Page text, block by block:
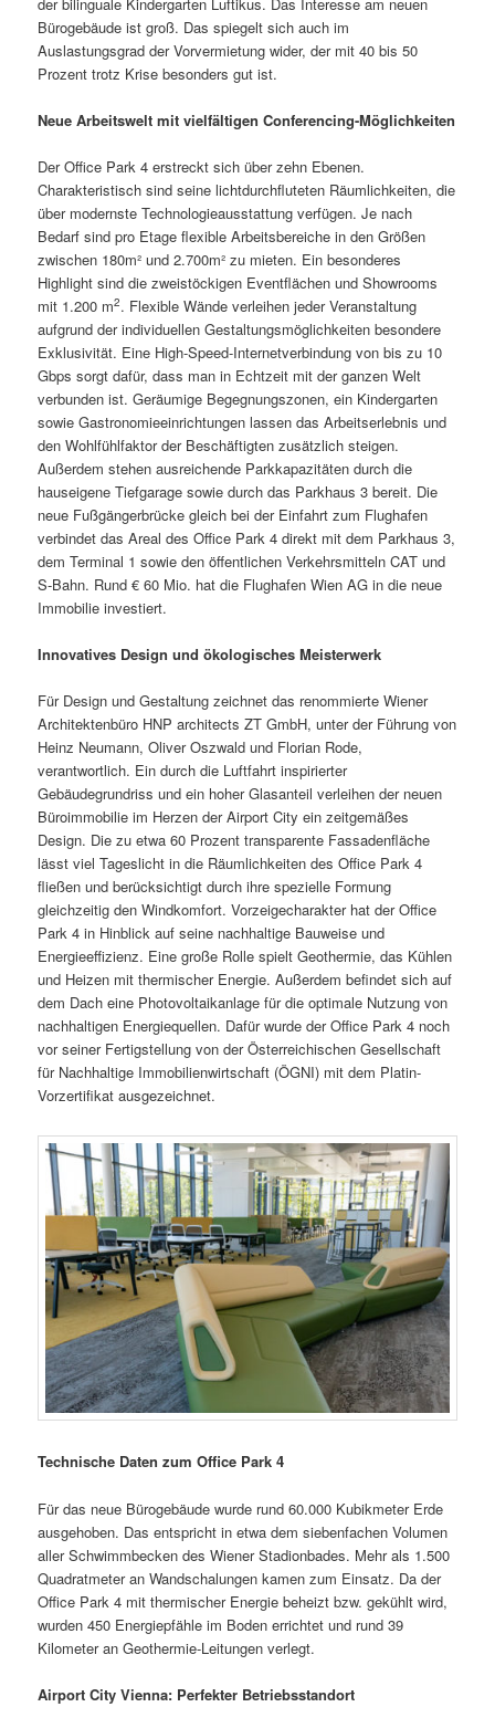
Bürogebäude ist groß. Das spiegelt sich auch im
Auslastungsgrad der Vorvermietung wider, der mit 40 bis 50
Prozent trotz Krise besonders gut ist.
Neue Arbeitswelt mit vielfältigen Conferencing-Möglichkeiten
Der Office Park 4 erstreckt sich über zehn Ebenen.
Charakteristisch sind seine lichtdurchfluteten Räumlichkeiten, die
über modernste Technologieausstattung verfügen. Je nach
Bedarf sind pro Etage flexible Arbeitsbereiche in den Größen
zwischen 180m² und 2.700m² zu mieten. Ein besonderes
Highlight sind die zweistöckigen Eventflächen und Showrooms
mit 1.200 m2. Flexible Wände verleihen jeder Veranstaltung
aufgrund der individuellen Gestaltungsmöglichkeiten besondere
Exklusivität. Eine High-Speed-Internetverbindung von bis zu 10
Gbps sorgt dafür, dass man in Echtzeit mit der ganzen Welt
verbunden ist. Geräumige Begegnungszonen, ein Kindergarten
sowie Gastronomieeinrichtungen lassen das Arbeitserlebnis und
den Wohlfühlfaktor der Beschäftigten zusätzlich steigen.
Außerdem stehen ausreichende Parkkapazitäten durch die
hauseigene Tiefgarage sowie durch das Parkhaus 3 bereit. Die
neue Fußgängerbrücke gleich bei der Einfahrt zum Flughafen
verbindet das Areal des Office Park 4 direkt mit dem Parkhaus 3,
dem Terminal 1 sowie den öffentlichen Verkehrsmitteln CAT und
S-Bahn. Rund € 60 Mio. hat die Flughafen Wien AG in die neue
Immobilie investiert.
Innovatives Design und ökologisches Meisterwerk
Für Design und Gestaltung zeichnet das renommierte Wiener
Architektenbüro HNP architects ZT GmbH, unter der Führung von
Heinz Neumann, Oliver Oszwald und Florian Rode,
verantwortlich. Ein durch die Luftfahrt inspirierter
Gebäudegrundriss und ein hoher Glasanteil verleihen der neuen
Büroimmobilie im Herzen der Airport City ein zeitgemäßes
Design. Die zu etwa 60 Prozent transparente Fassadenfläche
lässt viel Tageslicht in die Räumlichkeiten des Office Park 4
fließen und berücksichtigt durch ihre spezielle Formung
gleichzeitig den Windkomfort. Vorzeigecharakter hat der Office
Park 4 in Hinblick auf seine nachhaltige Bauweise und
Energieeffizienz. Eine große Rolle spielt Geothermie, das Kühlen
und Heizen mit thermischer Energie. Außerdem befindet sich auf
dem Dach eine Photovoltaikanlage für die optimale Nutzung von
nachhaltigen Energiequellen. Dafür wurde der Office Park 4 noch
vor seiner Fertigstellung von der Österreichischen Gesellschaft
für Nachhaltige Immobilienwirtschaft (ÖGNI) mit dem Platin-
Vorzertifikat ausgezeichnet.
Technische Daten zum Office Park 4
Für das neue Bürogebäude wurde rund 60.000 Kubikmeter Erde
ausgehoben. Das entspricht in etwa dem siebenfachen Volumen
aller Schwimmbecken des Wiener Stadionbades. Mehr als 1.500
Quadratmeter an Wandschalungen kamen zum Einsatz. Da der
Office Park 4 mit thermischer Energie beheizt bzw. gekühlt wird,
wurden 450 Energiepfähle im Boden errichtet und rund 39
Kilometer an Geothermie-Leitungen verlegt.
Airport City Vienna: Perfekter Betriebsstandort